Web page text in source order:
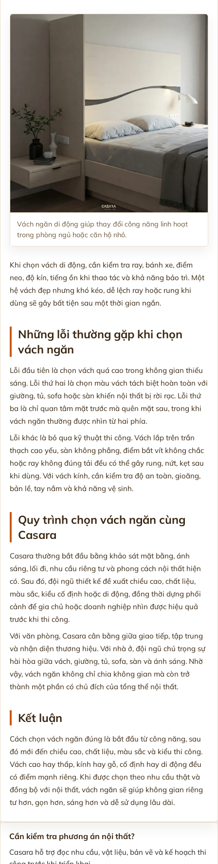
Vách ngăn di động giúp thay đổi công năng linh hoạt
trong phòng ngủ hoặc căn hộ nhỏ.
Khi chọn vách di động, cần kiểm tra ray, bánh xe, điểm
neo, độ kín, tiếng ồn khi thao tác và khả năng bảo trì. Một
hệ vách đẹp nhưng khó kéo, dễ lệch ray hoặc rung khi
dùng sẽ gây bất tiện sau một thời gian ngắn.
Những lỗi thường gặp khi chọn
vách ngăn
Lỗi đầu tiên là chọn vách quá cao trong không gian thiếu
sáng. Lỗi thứ hai là chọn màu vách tách biệt hoàn toàn với
giường, tủ, sofa hoặc sàn khiến nội thất bị rời rạc. Lỗi thứ
ba là chỉ quan tâm mặt trước mà quên mặt sau, trong khi
vách ngăn thường được nhìn từ hai phía.
Lỗi khác là bỏ qua kỹ thuật thi công. Vách lắp trên trần
thạch cao yếu, sàn không phẳng, điểm bắt vít không chắc
hoặc ray không đúng tải đều có thể gây rung, nứt, kẹt sau
khi dùng. Với vách kính, cần kiểm tra độ an toàn, gioăng,
bản lề, tay nắm và khả năng vệ sinh.
Quy trình chọn vách ngăn cùng
Casara
Casara thường bắt đầu bằng khảo sát mặt bằng, ánh
sáng, lối đi, nhu cầu riêng tư và phong cách nội thất hiện
có. Sau đó, đội ngũ thiết kế đề xuất chiều cao, chất liệu,
màu sắc, kiểu cố định hoặc di động, đồng thời dựng phối
cảnh để gia chủ hoặc doanh nghiệp nhìn được hiệu quả
trước khi thi công.
Với văn phòng, Casara cân bằng giữa giao tiếp, tập trung
và nhận diện thương hiệu. Với nhà ở, đội ngũ chú trọng sự
hài hòa giữa vách, giường, tủ, sofa, sàn và ánh sáng. Nhờ
vậy, vách ngăn không chỉ chia không gian mà còn trở
thành một phần có chủ đích của tổng thể nội thất.
Kết luận
Cách chọn vách ngăn đúng là bắt đầu từ công năng, sau
đó mới đến chiều cao, chất liệu, màu sắc và kiểu thi công.
Vách cao hay thấp, kính hay gỗ, cố định hay di động đều
có điểm mạnh riêng. Khi được chọn theo nhu cầu thật và
đồng bộ với nội thất, vách ngăn sẽ giúp không gian riêng
tư hơn, gọn hơn, sáng hơn và dễ sử dụng lâu dài.
Cần kiểm tra phương án nội thất?
Casara hỗ trợ đọc nhu cầu, vật liệu, bản vẽ và kế hoạch thi